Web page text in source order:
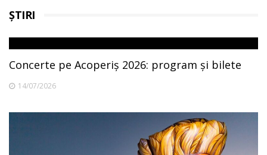
ȘTIRI
Concerte pe Acoperiș 2026: program și bilete
14/07/2026